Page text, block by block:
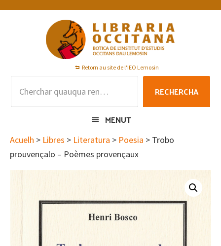
Skip
Skip
Skip
Retorn au site de l'IEO Lemosin
RECHERCHA
MENUT
Acuelh > Libres > Literatura > Poesia > Trobo
prouvençalo – Poèmes provençaux